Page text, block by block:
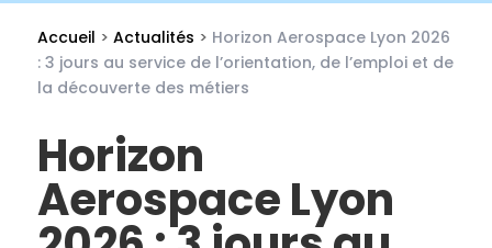
Accueil > Actualités > Horizon Aerospace Lyon 2026
: 3 jours au service de l’orientation, de l’emploi et de
la découverte des métiers
Horizon
Aerospace Lyon